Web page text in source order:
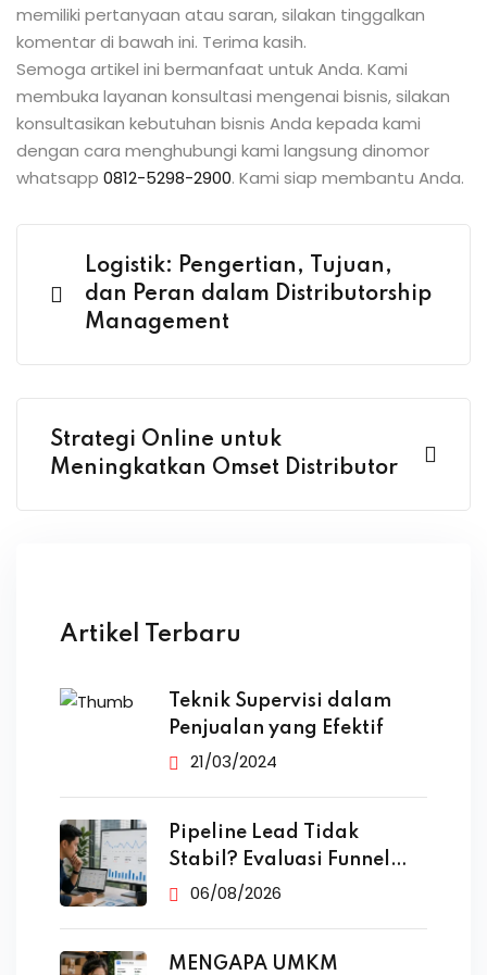
memiliki pertanyaan atau saran, silakan tinggalkan
komentar di bawah ini. Terima kasih.
Semoga artikel ini bermanfaat untuk Anda. Kami
membuka layanan konsultasi mengenai bisnis, silakan
konsultasikan kebutuhan bisnis Anda kepada kami
dengan cara menghubungi kami langsung dinomor
whatsapp 0812-5298-2900. Kami siap membantu Anda.
Logistik: Pengertian, Tujuan,
dan Peran dalam Distributorship
Management
Strategi Online untuk
Meningkatkan Omset Distributor
Artikel Terbaru
Teknik Supervisi dalam
Penjualan yang Efektif
21/03/2024
Pipeline Lead Tidak
Stabil? Evaluasi Funnel
Marketing
06/08/2026
MENGAPA UMKM